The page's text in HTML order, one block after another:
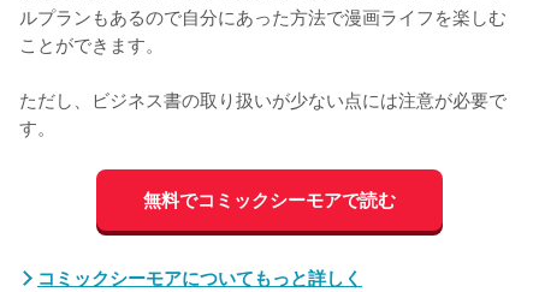
ルプランもあるので自分にあった方法で漫画ライフを楽しむ
ことができます。
ただし、ビジネス書の取り扱いが少ない点には注意が必要で
す。
無料でコミックシーモアで読む
コミックシーモアについてもっと詳しく